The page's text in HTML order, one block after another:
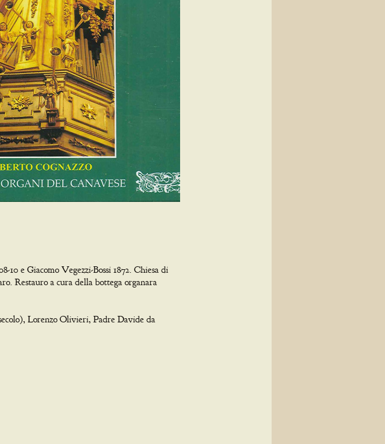
10 e Giacomo Vegezzi-Bossi 1872. Chiesa di
Restauro a cura della bottega organara
Lorenzo Olivieri, Padre Davide da